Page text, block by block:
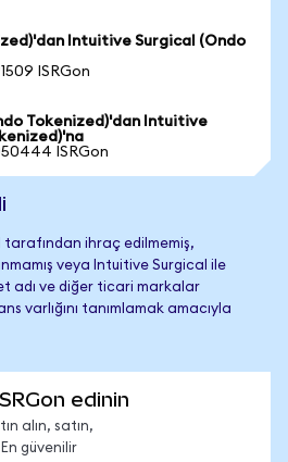
Intuitive Surgical (Ondo
ISRGon
Tokenized)'dan Intuitive
ISRGon
tarafından ihraç edilmemiş,
veya Intuitive Surgical ile
adı ve diğer ticari markalar
varlığını tanımlamak amacıyla
edinin
alın, satın,
güvenilir